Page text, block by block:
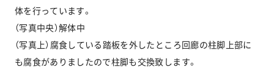
体を行っています。
（写真中央）解体中
（写真上）腐食している踏板を外したところ回廊の柱脚上部に
も腐食がありましたので柱脚も交換致します。